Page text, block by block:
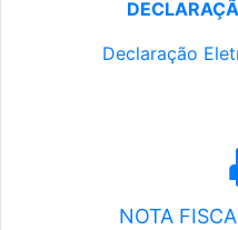
Declaração
NOTA